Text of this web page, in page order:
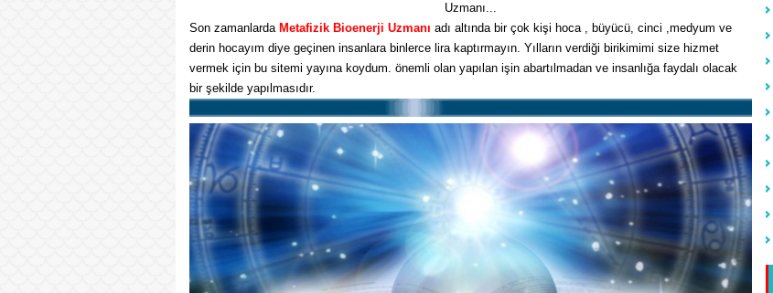
Uzmanı...
Son zamanlarda Metafizik Bioenerji Uzmanı adı altında bir çok kişi hoca , büyücü, cinci ,medyum ve
derin hocayım diye geçinen insanlara binlerce lira kaptırmayın. Yılların verdiği birikimimi size hizmet
vermek için bu sitemi yayına koydum. önemli olan yapılan işin abartılmadan ve insanlığa faydalı olacak
bir şekilde yapılmasıdır.